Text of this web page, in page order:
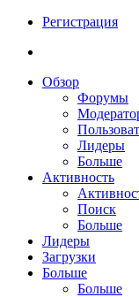
Регистрация
Обзор
Форумы
Лидеры
Больше
Активность
Поиск
Больше
Лидеры
Загрузки
Больше
Больше